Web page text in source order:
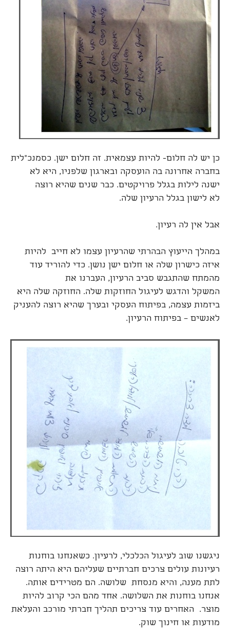
כן יש לה חלום- להיות עצמאית. זה חלום ישן. כסמנכ"לית
בחברה אחרונה בה הועסקה ובארגון שלפניו, היא לא
ישנה לילות בגלל פרויקטים. כבר שנים שהיא רוצה
לא לישון בגלל הרעיון שלה.
אבל אין לה רעיון.
במהלך הייעוץ הבהרתי שהרעיון עצמו לא חייב להיות
איזה כישרון שלה או חלום ישן נושן. כדי להוריד עוד
מהמתח שהתגבש סביב הרעיון, העברנו את
המשקל והדגש לעיגול החוזקות שלה. החוזקה שלה היא
ביזמות עצמה, בפיתוח העסקי ובערך שהיא רוצה להעניק
לאנשים – בפיתוח הרעיון.
ניגשנו שוב לעיגול הכלכלי, לרעיון. כשאנחנו בוחנות
רעיונות עולים צרכים חברתיים שעליהם היא היתה רוצה
לתת מענה, והיא מנסחת שלושה. הם מטרידים אותה.
אנחנו בוחנות את השלושה. אחד מהם הכי קרוב להיות
מוצר. האחרים עוד צריכים תהליך חברתי מורכב והעלאת
מודעות או חינוך שוק.